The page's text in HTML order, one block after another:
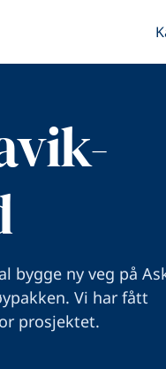
bygge ny veg på
Vi har fått
prosjektet.